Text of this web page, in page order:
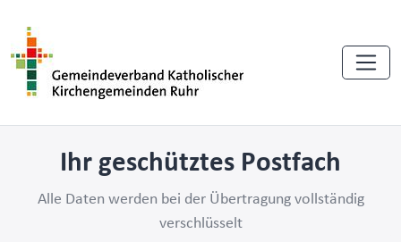
Ihr geschütztes Postfach
Alle Daten werden bei der Übertragung vollständig
verschlüsselt